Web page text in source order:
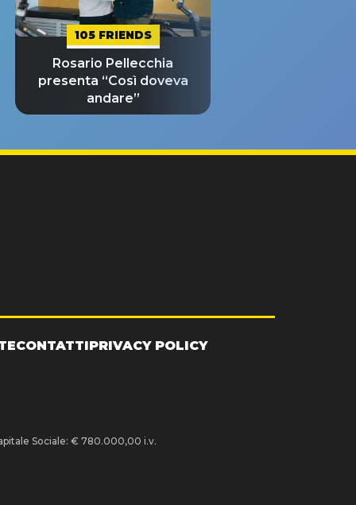
105 FRIENDS
Rosario Pellecchia
presenta “Così doveva
andare”
CONTATTIPRIVACY POLICY
Sociale: € 780.000,00 i.v.